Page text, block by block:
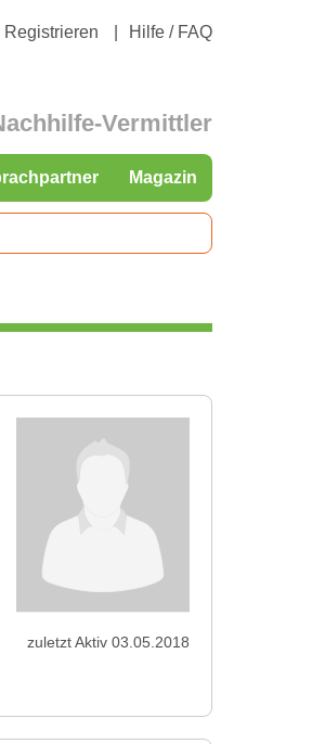
Registrieren Hilfe / FAQ
Vermittler
Magazin
zuletzt Aktiv 03.05.2018